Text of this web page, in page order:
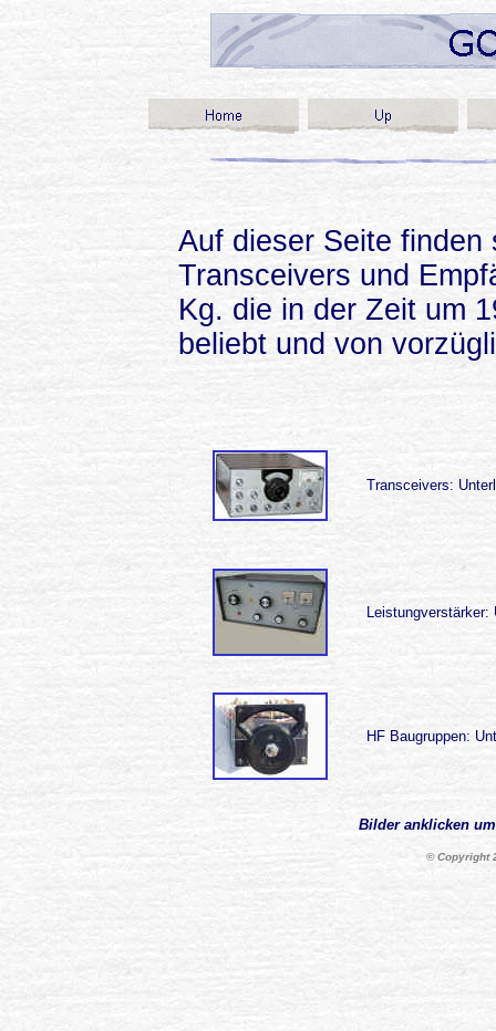
Auf dieser Seite finden
Transceivers und
Kg. die in der Zeit um
beliebt und von
Transceivers:
Leistungverstärker:
HF Baugruppen:
Bilder anklicken
© Copyright